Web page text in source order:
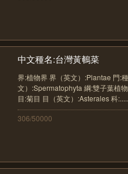
中文種名:台灣黃鵪菜
界:植物界 界（英文）:Plantae 門:
文）:Spermatophyta 綱:雙子葉植
目:菊目 目（英文）:Asterales 科:.....
306/50000